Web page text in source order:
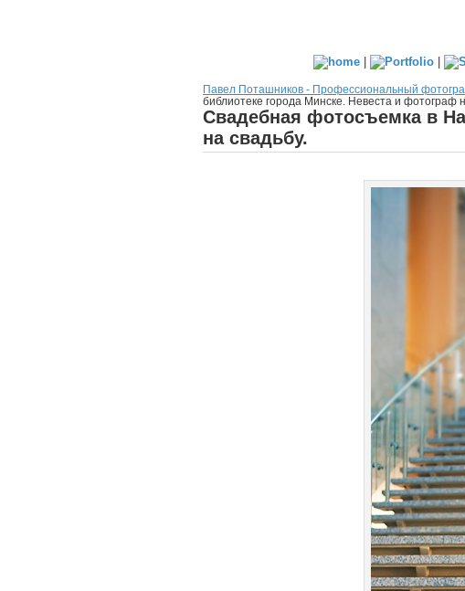
| |
Павел Поташников - Профессиональный
библиотеке города Минске. Невеста и фотограф
Свадебная фотосъемка в
на свадьбу.